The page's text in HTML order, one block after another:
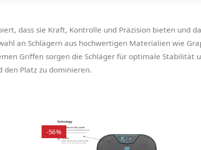
dass sie Kraft, Kontrolle und Präzision bieten und
an Schlägern aus hochwertigen Materialien wie
Griffen sorgen die Schläger für optimale Stabilität
den Platz zu dominieren.
-56%